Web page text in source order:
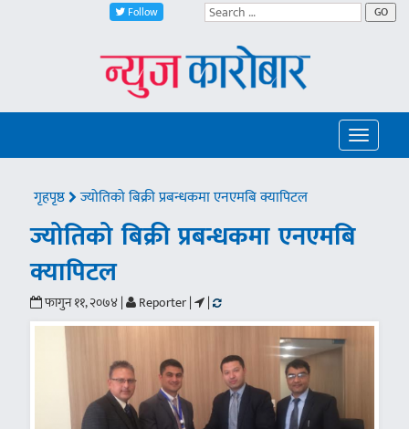
Follow GO
Toggle
गृहपृष्ठ ज्योतिको बिक्री प्रबन्धकमा एनएमबि क्यापिटल
ज्योतिको बिक्री प्रबन्धकमा एनएमबि
क्यापिटल
फागुन ११, २०७४ | Reporter | |